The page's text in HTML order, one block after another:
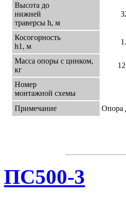
Высота до
нижней
траверсы h, м
Косогорность
h1, м
Масса опоры с цинком,
кг
Номер
монтажной схемы
Примечание Опора
ПС500-3